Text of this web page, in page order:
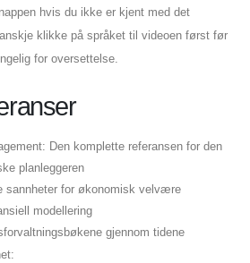
hvis du ikke er kjent med det
klikke på språket til videoen først før
for oversettelse.
Den komplette referansen for den
planleggeren
sannheter for økonomisk velvære
modellering
gjennom tidene